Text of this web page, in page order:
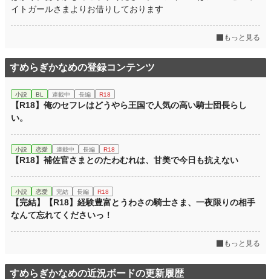
イトガールさまよりお借りしております
もっと見る
すめらぎかなめの登録コンテンツ
小説 BL 連載中 長編 R18
【R18】俺のセフレはどうやら王国で人気の高い騎士団長らし
い。
小説 恋愛 連載中 長編 R18
【R18】補佐官さまとのたわむれは、甘美で今日も抗えない
小説 恋愛 完結 長編 R18
【完結】【R18】経験豊富とうわさの騎士さま、一夜限りの相手
なんて忘れてくださいっ！
もっと見る
すめらぎかなめの近況ボードの更新履歴